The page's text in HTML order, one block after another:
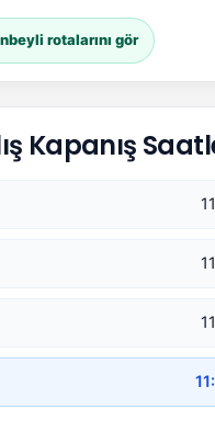
rotalarını gör
Kapanış